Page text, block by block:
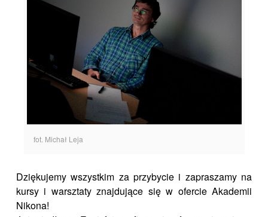
fot. Michał Leja
Dziękujemy wszystkim za przybycie i zapraszamy na
kursy i warsztaty znajdujące się w ofercie Akademii
Nikona!